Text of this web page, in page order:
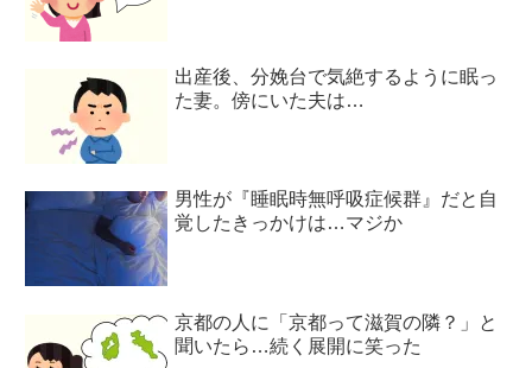
出産後、分娩台で気絶するように眠っ
た妻。傍にいた夫は…
男性が『睡眠時無呼吸症候群』だと自
覚したきっかけは…マジか
京都の人に「京都って滋賀の隣？」と
聞いたら…続く展開に笑った